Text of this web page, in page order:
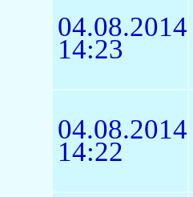
04.08.2014
14:23
04.08.2014
14:22